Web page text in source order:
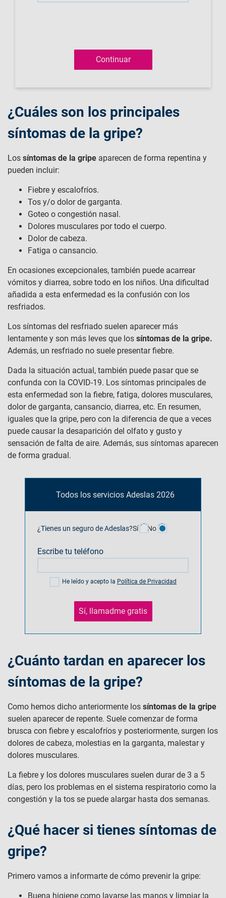
¿Cuáles son los principales
síntomas de la gripe?
Los síntomas de la gripe aparecen de forma repentina y
pueden incluir:
Fiebre y escalofríos.
Tos y/o dolor de garganta.
Goteo o congestión nasal.
Dolores musculares por todo el cuerpo.
Dolor de cabeza.
Fatiga o cansancio.
En ocasiones excepcionales, también puede acarrear
vómitos y diarrea, sobre todo en los niños. Una dificultad
añadida a esta enfermedad es la confusión con los
resfriados.
Los síntomas del resfriado suelen aparecer más
lentamente y son más leves que los síntomas de la gripe.
Además, un resfriado no suele presentar fiebre.
Dada la situación actual, también puede pasar que se
confunda con la COVID-19. Los síntomas principales de
esta enfermedad son la fiebre, fatiga, dolores musculares,
dolor de garganta, cansancio, diarrea, etc. En resumen,
iguales que la gripe, pero con la diferencia de que a veces
puede causar la desaparición del olfato y gusto y
sensación de falta de aire. Además, sus síntomas aparecen
de forma gradual.
Todos los servicios Adeslas 2026
¿Tienes un seguro de Adeslas?Sí No
Escribe tu teléfono
He leído y acepto la Política de Privacidad
Sí, llamadme gratis
¿Cuánto tardan en aparecer los
síntomas de la gripe?
Como hemos dicho anteriormente los síntomas de la gripe
suelen aparecer de repente. Suele comenzar de forma
brusca con fiebre y escalofríos y posteriormente, surgen los
dolores de cabeza, molestias en la garganta, malestar y
dolores musculares.
La fiebre y los dolores musculares suelen durar de 3 a 5
días, pero los problemas en el sistema respiratorio como la
congestión y la tos se puede alargar hasta dos semanas.
¿Qué hacer si tienes síntomas de
gripe?
Primero vamos a informarte de cómo prevenir la gripe:
Buena higiene como lavarse las manos y limpiar la